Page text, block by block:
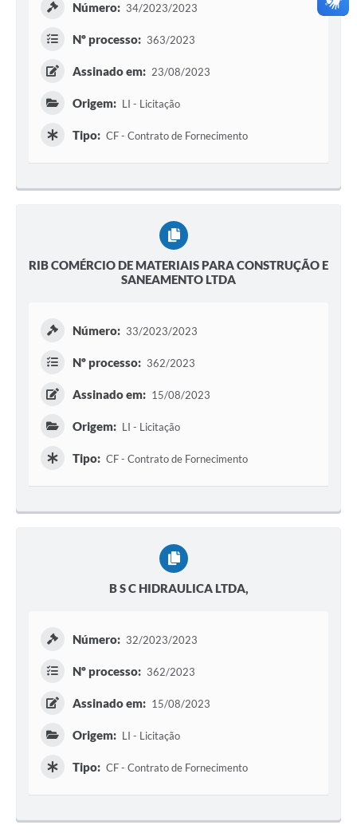
Número: 34/2023/2023
Nº processo: 363/2023
Assinado em: 23/08/2023
Origem: LI - Licitação
Tipo: CF - Contrato de Fornecimento
RIB COMÉRCIO DE MATERIAIS PARA CONSTRUÇÃO E
SANEAMENTO LTDA
Número: 33/2023/2023
Nº processo: 362/2023
Assinado em: 15/08/2023
Origem: LI - Licitação
Tipo: CF - Contrato de Fornecimento
B S C HIDRAULICA LTDA,
Número: 32/2023/2023
Nº processo: 362/2023
Assinado em: 15/08/2023
Origem: LI - Licitação
Tipo: CF - Contrato de Fornecimento